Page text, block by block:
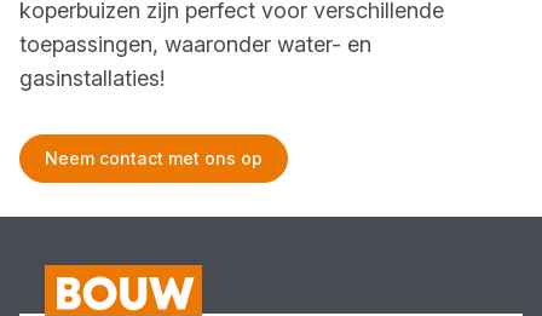
koperbuizen zijn perfect voor verschillende
toepassingen, waaronder water- en
gasinstallaties!
Neem contact met ons op